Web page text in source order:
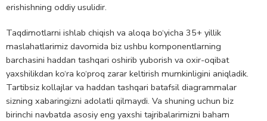
erishishning oddiy usulidir.
Taqdimotlarni ishlab chiqish va aloqa bo‘yicha 35+ yillik
maslahatlarimiz davomida biz ushbu komponentlarning
barchasini haddan tashqari oshirib yuborish va oxir-oqibat
yaxshilikdan ko‘ra ko‘proq zarar keltirish mumkinligini aniqladik.
Tartibsiz kollajlar va haddan tashqari batafsil diagrammalar
sizning xabaringizni adolatli qilmaydi. Va shuning uchun biz
birinchi navbatda asosiy eng yaxshi tajribalarimizni baham